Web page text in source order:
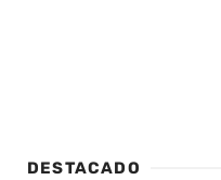
DESTACADO